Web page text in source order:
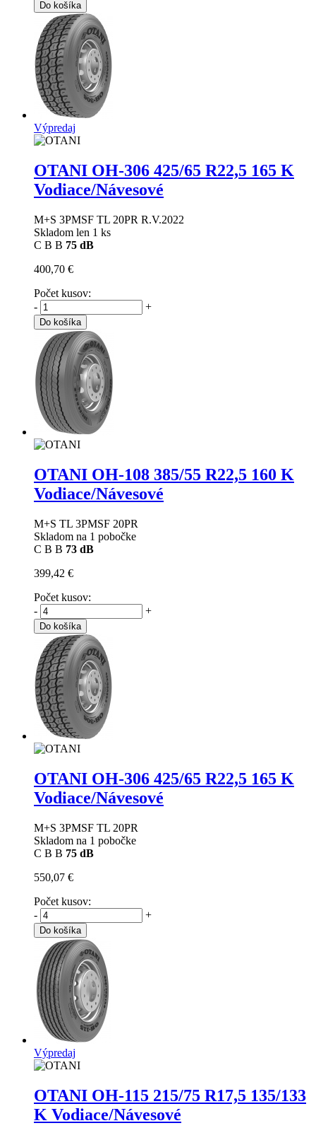
Do košíka
Výpredaj
OTANI OH-306 425/65 R22,5 165 K
Vodiace/Návesové
M+S 3PMSF TL 20PR R.V.2022
Skladom len 1 ks
C B B 75 dB
400,70 €
Počet kusov:
-
+
Do košíka
OTANI OH-108 385/55 R22,5 160 K
Vodiace/Návesové
M+S TL 3PMSF 20PR
Skladom na 1 pobočke
C B B 73 dB
399,42 €
Počet kusov:
-
+
Do košíka
OTANI OH-306 425/65 R22,5 165 K
Vodiace/Návesové
M+S 3PMSF TL 20PR
Skladom na 1 pobočke
C B B 75 dB
550,07 €
Počet kusov:
-
+
Do košíka
Výpredaj
OTANI OH-115 215/75 R17,5 135/133
K Vodiace/Návesové